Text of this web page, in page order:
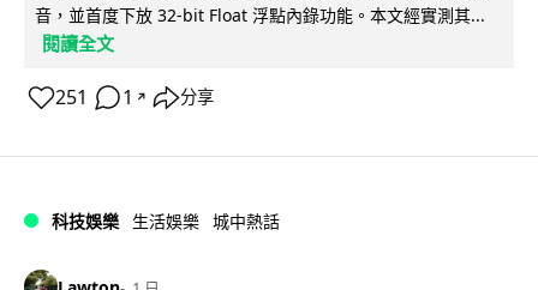
音，並首度下放 32-bit Float 浮點內錄功能。本文經實測其...
閱讀全文
251 1 ↗ 分享
科技娛樂 生活娛樂 城中熱話